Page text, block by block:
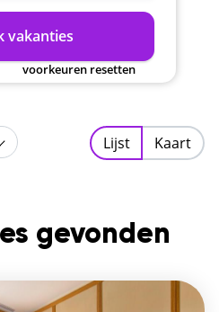
vakanties
voorkeuren resetten
gevonden
Lijst Kaart